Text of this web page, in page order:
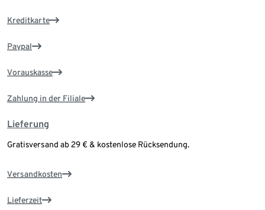
Kreditkarte
Paypal
Vorauskasse
Zahlung in der Filiale
Lieferung
Gratisversand ab 29 € & kostenlose Rücksendung.
Versandkosten
Lieferzeit